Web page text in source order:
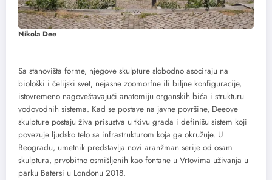
Nikola Dee
Sa stanovišta forme, njegove skulpture slobodno asociraju na
biološki i ćelijski svet, nejasne zoomorfne ili biljne konfiguracije,
istovremeno nagoveštavajući anatomiju organskih bića i strukturu
vodovodnih sistema. Kad se postave na javne površine, Deeove
skulpture postaju živa prisustva u tkivu grada i definišu sistem koji
povezuje ljudsko telo sa infrastrukturom koja ga okružuje. U
Beogradu, umetnik predstavlja novi aranžman serije od osam
skulptura, prvobitno osmišljenih kao fontane u Vrtovima uživanja u
parku Batersi u Londonu 2018.